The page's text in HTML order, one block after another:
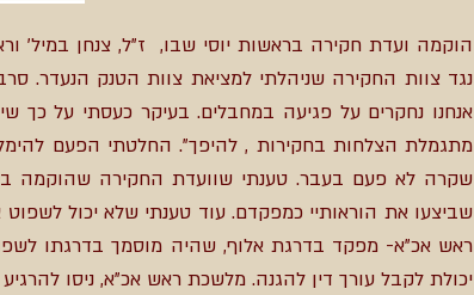
נגד צוות החקירה שניהלתי למציאת צוות הטנק הנעדר.
אנחנו נחקרים על פגיעה במחבלים. בעיקר כעסתי על
מתגמלת הצלחות בחקירות , להיפך". החלטתי הפעם
שקרה לא פעם בעבר. טענתי שוועדת החקירה שהוקמה
שביצעו את הוראותיי כמפקדם. עוד טענתי שלא יכול
ראש אכ"א- מפקד בדרגת אלוף, שהיה מוסמך בדרגתו
יכולת לקבל עורך דין להגנה. מלשכת ראש אכ"א, ניסו